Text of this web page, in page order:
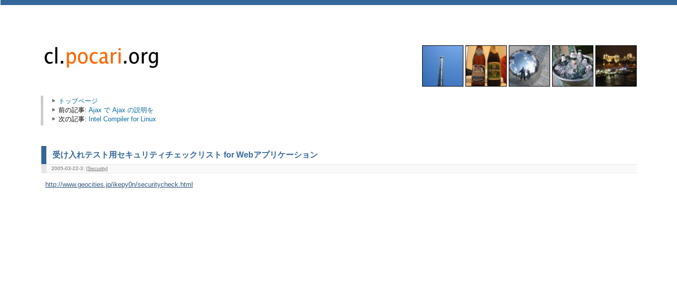
トップページ
前の記事: Ajax で Ajax の説明を
次の記事: Intel Compiler for Linux
受け入れテスト用セキュリティチェックリスト for Webアプリケーション
2005-03-22-3: [Security]
http://www.geocities.jp/ikepy0n/securitycheck.html